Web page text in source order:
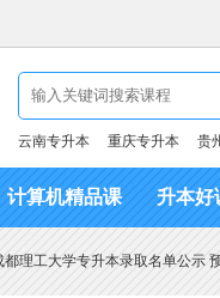
云南专升本 重庆专升本 贵
计算机精品课 升本好
都理工大学专升本录取名单公示